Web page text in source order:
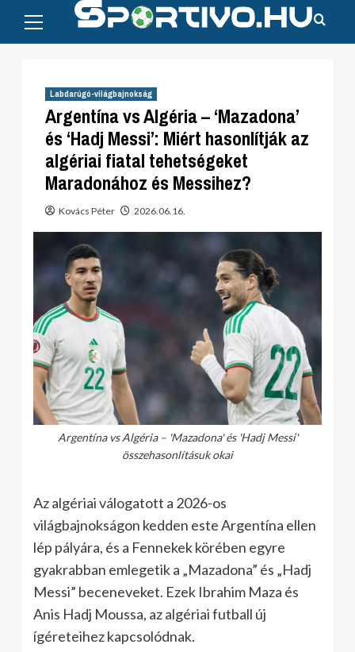
content
Menu
Labdarúgó-világbajnokság
Argentína vs Algéria – ‘Mazadona’
és ‘Hadj Messi’: Miért hasonlítják az
algériai fiatal tehetségeket
Maradonához és Messihez?
Kovács Péter 2026.06.16.
Argentína vs Algéria – 'Mazadona' és 'Hadj Messi'
összehasonlításuk okai
Az algériai válogatott a 2026-os
világbajnokságon kedden este Argentína ellen
lép pályára, és a Fennekek körében egyre
gyakrabban emlegetik a „Mazadona” és „Hadj
Messi” beceneveket. Ezek Ibrahim Maza és
Anis Hadj Moussa, az algériai futball új
ígéreteihez kapcsolódnak.